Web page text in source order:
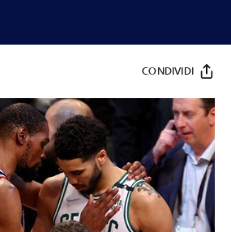
CONDIVIDI